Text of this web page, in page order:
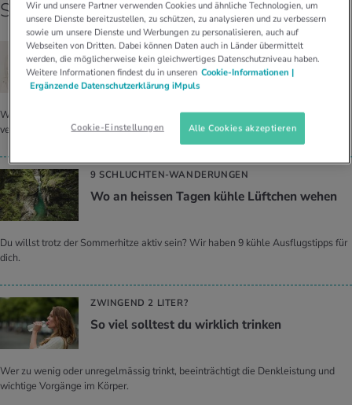
So hilfst du deinem Körper
COOL DOWN!
Mit die­sen 9 Tipps mit küh­lem Kopf durch die
Hitze
Wir liefern dir 9 Tipps, was bei Hitze zu beachten ist, und was dir Abkühlung
verschafft.
9 SCHLUCHTEN-WANDERUNGEN
Wo an heis­sen Tagen kühle Lüft­chen wehen
Du willst trotz der Sommerhitze aktiv sein? Wir haben 9 kühle Ausflugstipps für
dich.
ZWINGEND 2 LITER?
So viel soll­test du wirk­lich trin­ken
Wer zu wenig oder unregelmässig trinkt, beeinträchtigt die Denkleistung und
wichtige Vorgänge im Körper.
Wir und unsere Partner verwenden Cookies und ähnliche Technologien, um
unsere Dienste bereitzustellen, zu schützen, zu analysieren und zu verbessern
sowie um unsere Dienste und Werbungen zu personalisieren, auch auf
Webseiten von Dritten. Dabei können Daten auch in Länder übermittelt
werden, die möglicherweise kein gleichwertiges Datenschutzniveau haben.
Weitere Informationen findest du in unseren Cookie-Informationen |
Ergänzende Datenschutzerklärung iMpuls
Cookie-Einstellungen Alle Cookies akzeptieren